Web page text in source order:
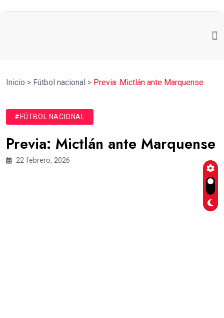
Inicio > Fútbol nacional > Previa: Mictlán ante Marquense
#FÚTBOL NACIONAL
Previa: Mictlán ante Marquense
22 febrero, 2026